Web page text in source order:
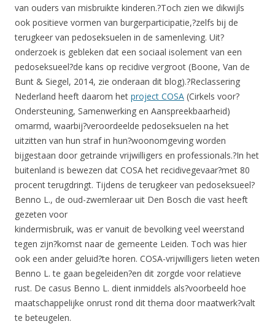
van ouders van misbruikte kinderen.?Toch zien we dikwijls
ook positieve vormen van burgerparticipatie,?zelfs bij de
terugkeer van pedoseksuelen in de samenleving. Uit?
onderzoek is gebleken dat een sociaal isolement van een
pedoseksueel?de kans op recidive vergroot (Boone, Van de
Bunt & Siegel, 2014, zie onderaan dit blog).?Reclassering
Nederland heeft daarom het project COSA (Cirkels voor?
Ondersteuning, Samenwerking en Aanspreekbaarheid)
omarmd, waarbij?veroordeelde pedoseksuelen na het
uitzitten van hun straf in hun?woonomgeving worden
bijgestaan door getrainde vrijwilligers en professionals.?In het
buitenland is bewezen dat COSA het recidivegevaar?met 80
procent terugdringt. Tijdens de terugkeer van pedoseksueel?
Benno L., de oud-zwemleraar uit Den Bosch die vast heeft
gezeten voor
kindermisbruik, was er vanuit de bevolking veel weerstand
tegen zijn?komst naar de gemeente Leiden. Toch was hier
ook een ander geluid?te horen. COSA-vrijwilligers lieten weten
Benno L. te gaan begeleiden?en dit zorgde voor relatieve
rust. De casus Benno L. dient inmiddels als?voorbeeld hoe
maatschappelijke onrust rond dit thema door maatwerk?valt
te beteugelen.